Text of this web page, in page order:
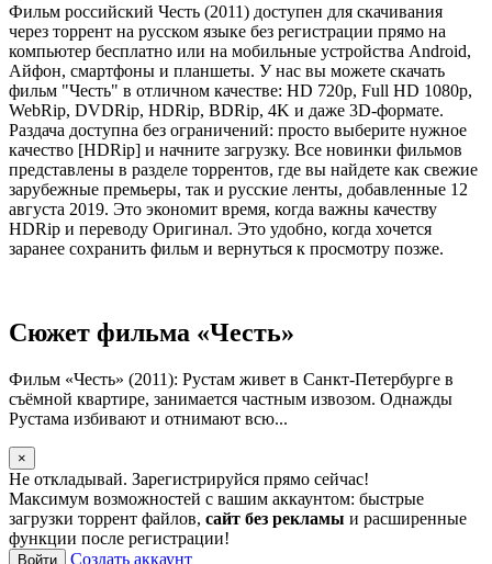
Фильм российский Честь (2011) доступен для скачивания
через торрент на русском языке без регистрации прямо на
компьютер бесплатно или на мобильные устройства Android,
Айфон, смартфоны и планшеты. У нас вы можете скачать
фильм "Честь" в отличном качестве: HD 720p, Full HD 1080p,
WebRip, DVDRip, HDRip, BDRip, 4K и даже 3D-формате.
Раздача доступна без ограничений: просто выберите нужное
качество [HDRip] и начните загрузку. Все новинки фильмов
представлены в разделе торрентов, где вы найдете как свежие
зарубежные премьеры, так и русские ленты, добавленные 12
августа 2019. Это экономит время, когда важны качеству
HDRip и переводу Оригинал. Это удобно, когда хочется
заранее сохранить фильм и вернуться к просмотру позже.
Сюжет фильма «Честь»
Фильм «Честь» (2011): Рустам живет в Санкт-Петербурге в
съёмной квартире, занимается частным извозом. Однажды
Рустама избивают и отнимают всю...
×
Не откладывай. Зарегистрируйся прямо сейчас!
Максимум возможностей с вашим аккаунтом: быстрые
загрузки торрент файлов, сайт без рекламы и расширенные
функции после регистрации!
Войти Создать аккаунт